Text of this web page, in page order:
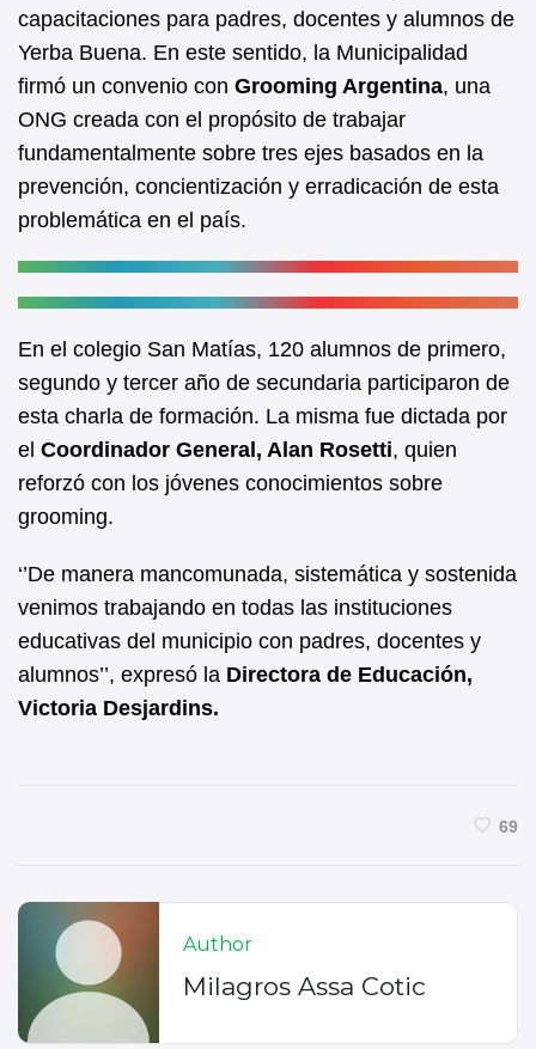
capacitaciones para padres, docentes y alumnos de
Yerba Buena. En este sentido, la Municipalidad
firmó un convenio con Grooming Argentina, una
ONG creada con el propósito de trabajar
fundamentalmente sobre tres ejes basados en la
prevención, concientización y erradicación de esta
problemática en el país.
En el colegio San Matías, 120 alumnos de primero,
segundo y tercer año de secundaria participaron de
esta charla de formación. La misma fue dictada por
el Coordinador General, Alan Rosetti, quien
reforzó con los jóvenes conocimientos sobre
grooming.
‘’De manera mancomunada, sistemática y sostenida
venimos trabajando en todas las instituciones
educativas del municipio con padres, docentes y
alumnos’’, expresó la Directora de Educación,
Victoria Desjardins.
69
Author
Milagros Assa Cotic